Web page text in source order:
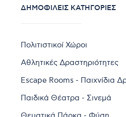
ΔΗΜΟΦΙΛΕΊΣ ΚΑΤΗΓΟΡΊΕΣ
Πολιτιστικοί Χώροι
Αθλητικές Δραστηριότητες
Escape Rooms - Παιχνίδια
Παιδικά Θέατρα - Σινεμά